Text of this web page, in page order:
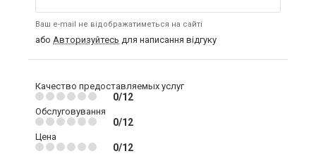
Ваш e-mail не відображатиметься на сайті
або Авторизуйтесь для написання відгуку
Качество предоставляемых услуг
0/12
Обслуговування
0/12
Цена
0/12